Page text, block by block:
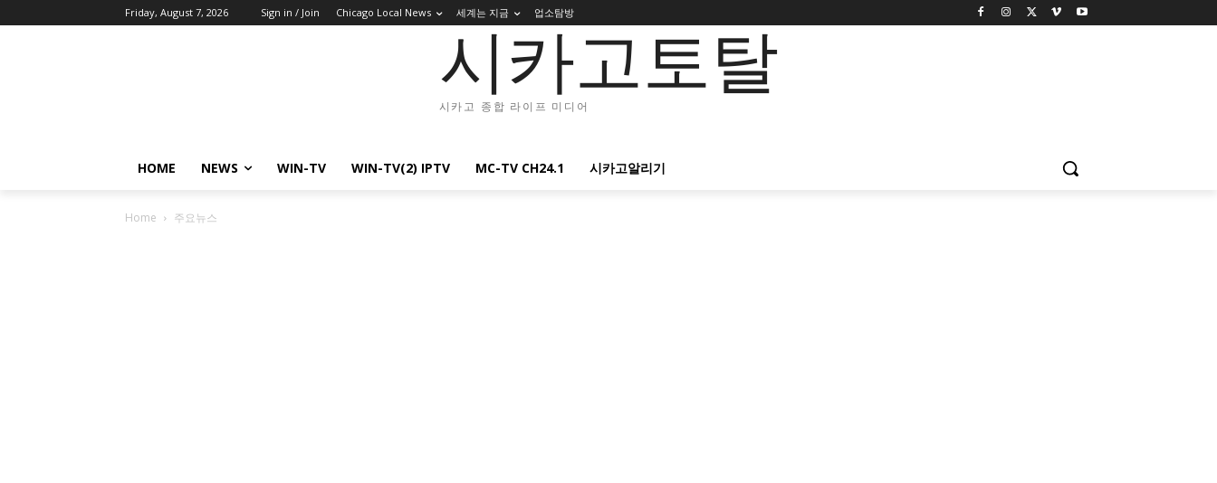
Friday, August 7, 2026 Sign in / Join Chicago Local News 세계는 지금 업소탐방
시카고토탈
시카고 종합 라이프 미디어
HOME NEWS WIN-TV WIN-TV(2) IPTV MC-TV CH24.1 시카고알리기
Home 주요뉴스